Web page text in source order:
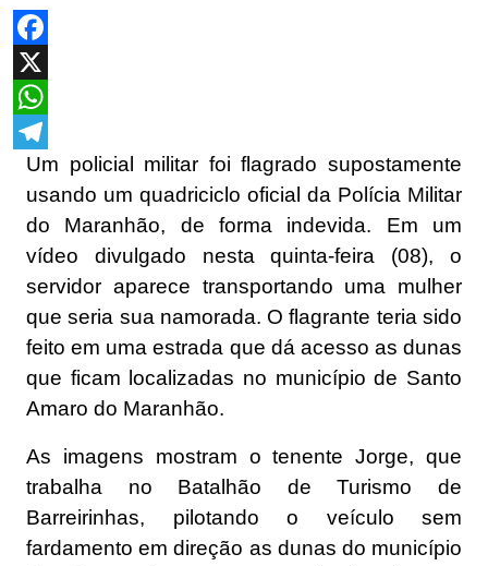
Facebook
X
WhatsApp
Telegram
Um policial militar foi flagrado supostamente
usando um quadriciclo oficial da Polícia Militar
do Maranhão, de forma indevida. Em um
vídeo divulgado nesta quinta-feira (08), o
servidor aparece transportando uma mulher
que seria sua namorada. O flagrante teria sido
feito em uma estrada que dá acesso as dunas
que ficam localizadas no município de Santo
Amaro do Maranhão.
As imagens mostram o tenente Jorge, que
trabalha no Batalhão de Turismo de
Barreirinhas, pilotando o veículo sem
fardamento em direção as dunas do município